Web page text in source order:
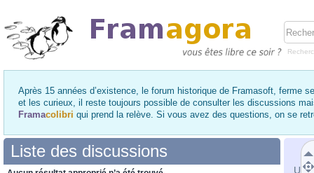
Après 15 années d’existence, le forum historique de Framasoft, ferme
et les curieux, il reste toujours possible de consulter les discussions
Framacolibri qui prend la relève. Si vous avez des questions, on se
Liste des discussions